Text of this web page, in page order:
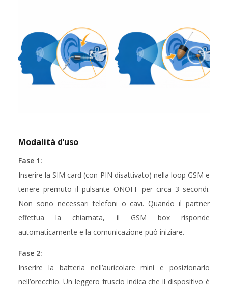
Modalità d’uso
Fase 1:
Inserire la SIM card (con PIN disattivato) nella loop GSM e
tenere premuto il pulsante ONOFF per circa 3 secondi.
Non sono necessari telefoni o cavi. Quando il partner
effettua la chiamata, il GSM box risponde
automaticamente e la comunicazione può iniziare.
Fase 2:
Inserire la batteria nell’auricolare mini e posizionarlo
nell’orecchio. Un leggero fruscio indica che il dispositivo è